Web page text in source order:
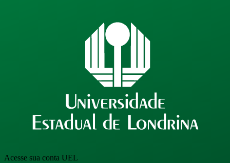
Acesse sua conta UEL